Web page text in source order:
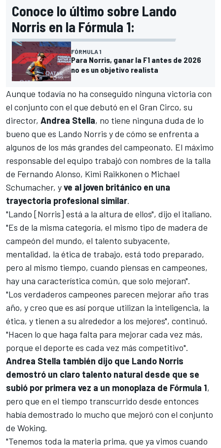
Conoce lo último sobre Lando
Norris en la Fórmula 1:
FÓRMULA 1
Para Norris, ganar la F1 antes de 2026
no es un objetivo realista
Aunque todavía no ha conseguido ninguna victoria con
el conjunto con el que debutó en el Gran Circo, su
director, Andrea Stella, no tiene ninguna duda de lo
bueno que es Lando Norris y de cómo se enfrenta a
algunos de los más grandes del campeonato. El máximo
responsable del equipo trabajó con nombres de la talla
de Fernando Alonso, Kimi Raikkonen o Michael
Schumacher, yve al joven británico en una
trayectoria profesional similar.
"Lando [Norris] está a la altura de ellos", dijo el italiano.
"Es de la misma categoría, el mismo tipo de madera de
campeón del mundo, el talento subyacente,
mentalidad, la ética de trabajo, está todo preparado,
pero al mismo tiempo, cuando piensas en campeones,
hay una característica común, que solo mejoran".
"Los verdaderos campeones parecen mejorar año tras
año, y creo que es así porque utilizan la inteligencia, la
ética, y tienen a su alrededor a los mejores", continuó.
"Hacen lo que haga falta para mejorar cada vez más,
porque el deporte es cada vez más competitivo".
Andrea Stella también dijo que Lando Norris
demostró un claro talento natural desde que se
subió por primera vez a un monoplaza de Fórmula 1,
pero que en el tiempo transcurrido desde entonces
había demostrado lo mucho que mejoró con el conjunto
de Woking.
"Tenemos toda la materia prima, que ya vimos cuando